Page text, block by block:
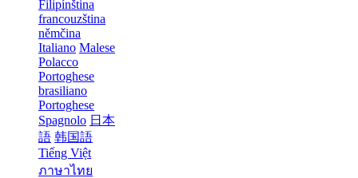
Filipínština
francouzština
němčina
Italiano Malese
Polacco
Portoghese
brasiliano
Portoghese
Spagnolo 日本
語 韩国語
Tiếng Việt
ภาษาไทย